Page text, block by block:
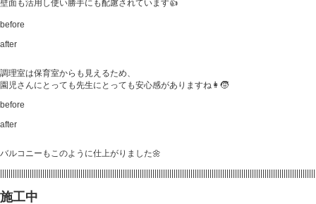
壁面も活用し使い勝手にも配慮されています👍
before
after
調理室は保育室からも見えるため、
園児さんにとっても先生にとっても安心感がありますね👩🧒
before
after
バルコニーもこのように仕上がりました🌼
施工中